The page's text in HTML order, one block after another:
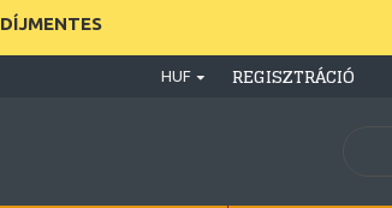
DÍJMENTES
HUF REGISZTRÁCIÓ